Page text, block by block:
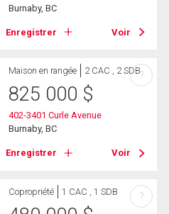
Burnaby, BC
Enregistrer Voir
Maison en rangée 2 CAC , 2 SDB
825 000 $
402-3401 Curle Avenue
Burnaby, BC
Enregistrer Voir
?
Copropriété 1 CAC , 1 SDB ?